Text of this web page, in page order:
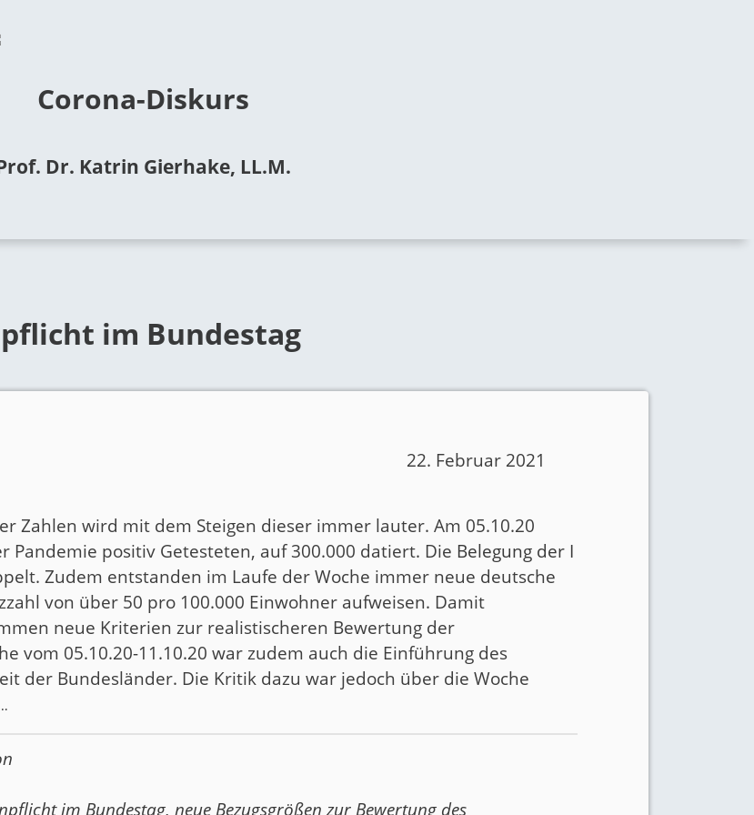
Corona-Diskurs
Dr. Katrin Gierhake, LL.M.
im Bundestag
22. Februar 2021
Zahlen wird mit dem Steigen dieser immer lauter. Am 05.10.20
Pandemie positiv Getesteten, auf 300.000 datiert. Die Belegung der I
Zudem entstanden im Laufe der Woche immer neue deutsche
von über 50 pro 100.000 Einwohner aufweisen. Damit
neue Kriterien zur realistischeren Bewertung der
vom 05.10.20-11.10.20 war zudem auch die Einführung des
der Bundesländer. Die Kritik dazu war jedoch über die Woche
im Bundestag,neue Bezugsgrößen zur Bewertung des